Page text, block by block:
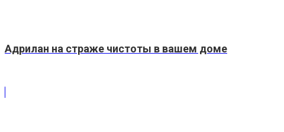
Адрилан на страже чистоты в вашем доме